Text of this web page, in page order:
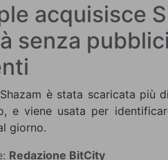
acquisisce
senza
è stata scaricata più
e viene usata per
giorno.
Redazione BitCity